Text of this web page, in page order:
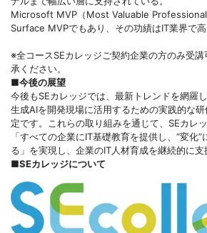
Microsoft MVP（Most Valuable
Surface MVPでもあり、その功績はIT業界で高
※全コースSEカレッジご契約企業の方のみ受
承ください。
■今後の展望
今後もSEカレッジでは、最新トレンドを網羅
生成AIを開発現場に活用するための実践的な
定です。これらの取り組みを通じて、SEカレ
「すべての企業にIT基礎教育を提供し、“変化
る」を実現し、企業のIT人材育成を継続的に支
■SEカレッジについて